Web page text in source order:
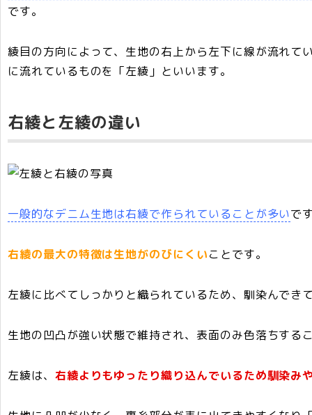
です。
綾目の方向によって、生地の右上から左下に線が流れて
に流れているものを「左綾」といいます。
右綾と左綾の違い
一般的なデニム生地は右綾で作られていることが多いで
右綾の最大の特徴は生地がのびにくいことです。
左綾に比べてしっかりと織られているため、馴染んでき
生地の凹凸が強い状態で維持され、表面のみ色落ちする
左綾は、 右綾よりもゆったり織り込んでいるため馴染み